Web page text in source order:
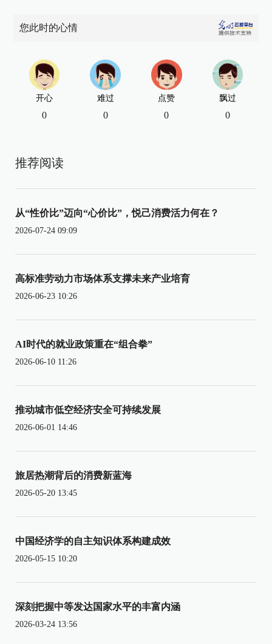
您此时的心情
开心
0
难过
0
点赞
0
飘过
0
推荐阅读
从“性价比”迈向“心价比”，悦己消费活力何在？
2026-07-24 09:09
高标准劳动力市场体系支撑未来产业培育
2026-06-23 10:26
AI时代的就业政策重在“组合拳”
2026-06-10 11:26
推动城市低空经济安全可持续发展
2026-06-01 14:46
旅居热潮背后的消费新蓝海
2026-05-20 13:45
中国经济学的自主知识体系构建成效
2026-05-15 10:20
深刻把握中等发达国家水平的丰富内涵
2026-03-24 13:56